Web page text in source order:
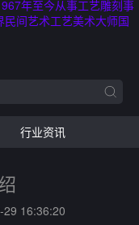
年至今从事工艺雕刻事
间艺术工艺美术大师国
行业资讯
29 16:36:20